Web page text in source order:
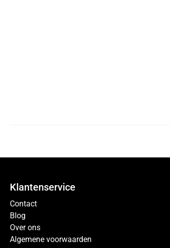
Klantenservice
Contact
Blog
Over ons
Algemene voorwaarden